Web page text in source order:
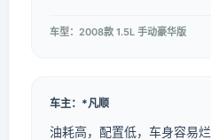
车型：2008款 1.5L 手动豪华版
车主：*凡顺
油耗高，配置低，车身容易